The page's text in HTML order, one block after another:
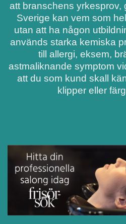
att branschens yrkesprov,
Sverige kan vem som
utan att ha någon
används starka kemiska
till allergi, eksem,
astmaliknande symptom
att du som kund skall
klipper eller